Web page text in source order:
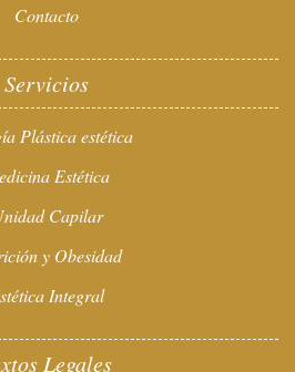
Contacto
Servicios
Plástica estética
Estética
Capilar
y Obesidad
Integral
Legales